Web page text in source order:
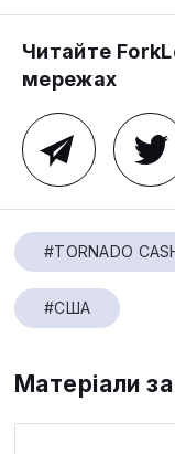
Читайте
мережах
#TORNADO
#США
Матеріали